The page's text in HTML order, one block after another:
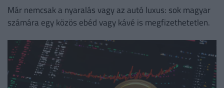
Már nemcsak a nyaralás vagy az autó luxus: sok magyar
számára egy közös ebéd vagy kávé is megfizethetetlen.